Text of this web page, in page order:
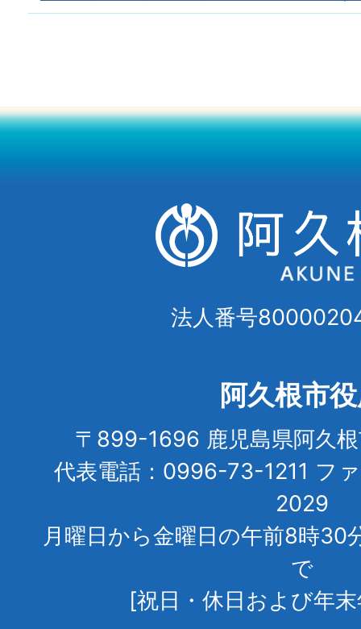
法人番号
阿久根市
〒899-1696 鹿児島県阿久
代表電話：0996-73-1211 フ
2029
月曜日から金曜日の午前8時30
で
[祝日・休日および年